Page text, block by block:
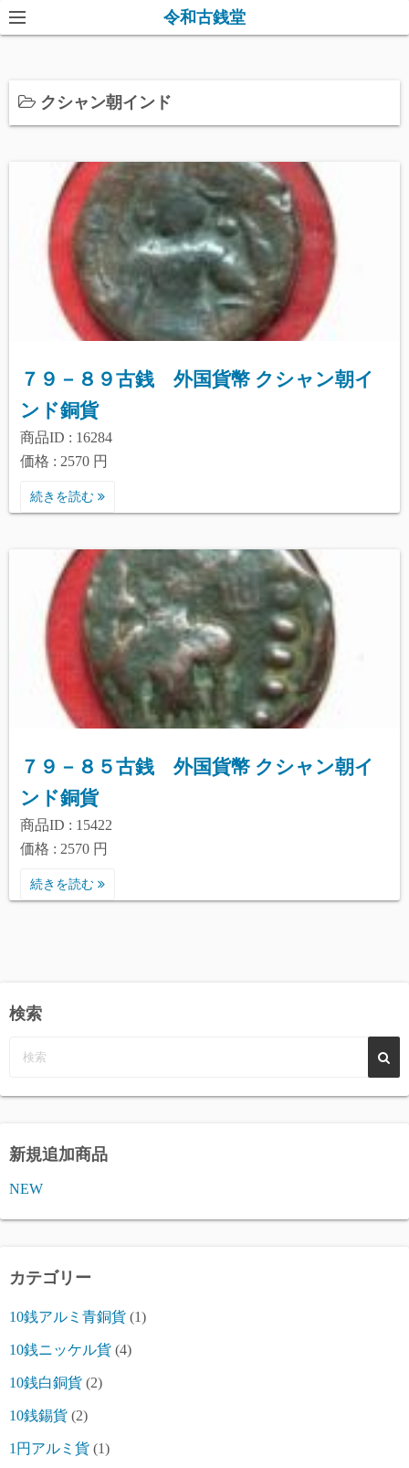
コ
ン
ン
へ
令和古銭堂
クシャン朝インド
７９－８９古銭 外国貨幣 クシャン朝イ
ンド銅貨
商品ID : 16284
価格 : 2570 円
続きを読む
７９－８５古銭 外国貨幣 クシャン朝イ
ンド銅貨
商品ID : 15422
価格 : 2570 円
続きを読む
検索
新規追加商品
NEW
カテゴリー
10銭アルミ青銅貨 (1)
10銭ニッケル貨 (4)
10銭白銅貨 (2)
10銭錫貨 (2)
1円アルミ貨 (1)